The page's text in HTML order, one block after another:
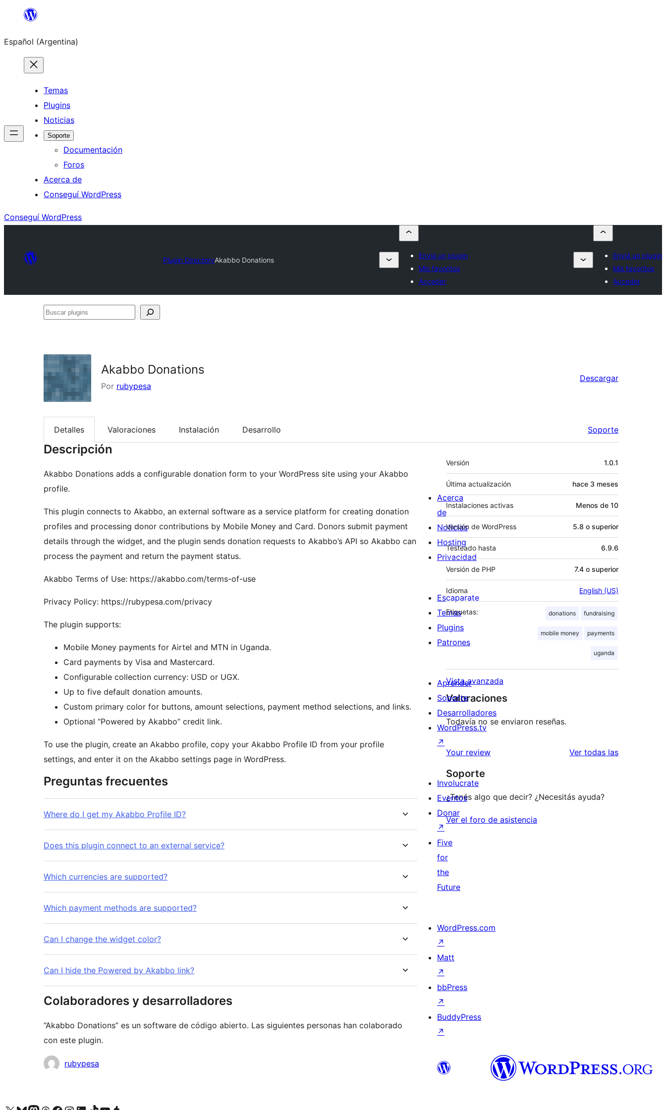
Saltar
contenido
Español (Argentina)
Temas
Plugins
Noticias
Soporte
Documentación
Foros
Acerca de
Conseguí WordPress
Conseguí WordPress
Plugin DirectoryAkabbo Donations
Enviá un plugin
Mis favoritos
Acceder
Enviá un plugin
Mis favoritos
Acceder
Buscar
Akabbo Donations
Por rubypesa
Descargar
Detalles Valoraciones Instalación Desarrollo Soporte
Descripción
Akabbo Donations adds a configurable donation form to your WordPress site using your Akabbo
profile.
This plugin connects to Akabbo, an external software as a service platform for creating donation
profiles and processing donor contributions by Mobile Money and Card. Donors submit payment
details through the widget, and the plugin sends donation requests to Akabbo’s API so Akabbo can
process the payment and return the payment status.
Akabbo Terms of Use: https://akabbo.com/terms-of-use
Privacy Policy: https://rubypesa.com/privacy
The plugin supports:
Mobile Money payments for Airtel and MTN in Uganda.
Card payments by Visa and Mastercard.
Configurable collection currency: USD or UGX.
Up to five default donation amounts.
Custom primary color for buttons, amount selections, payment method selections, and links.
Optional “Powered by Akabbo” credit link.
To use the plugin, create an Akabbo profile, copy your Akabbo Profile ID from your profile
settings, and enter it on the Akabbo settings page in WordPress.
Preguntas frecuentes
Where do I get my Akabbo Profile ID?
Does this plugin connect to an external service?
Which currencies are supported?
Which payment methods are supported?
Can I change the widget color?
Can I hide the Powered by Akabbo link?
Colaboradores y desarrolladores
“Akabbo Donations” es un software de código abierto. Las siguientes personas han colaborado
con este plugin.
Colaboradores
rubypesa
Meta
Versión 1.0.1
Última actualización hace 3 meses
Instalaciones activas Menos de 10
Versión de WordPress 5.8 o superior
Testeado hasta 6.9.6
Versión de PHP 7.4 o superior
Idioma English (US)
Etiquetas: donations fundraising
mobile money payments
uganda
Vista avanzada
Valoraciones
Todavía no se enviaron reseñas.
Your review Ver todas lasreseñas
Soporte
¿Tenés algo que decir? ¿Necesitás ayuda?
Ver el foro de asistencia
Acerca
de
Noticias
Hosting
Privacidad
Escaparate
Temas
Plugins
Patrones
Aprender
Soporte
Desarrolladores
WordPress.tv
↗
Involucrate
Eventos
Donar
↗
Five
for
the
Future
WordPress.com
↗
Matt
↗
bbPress
↗
BuddyPress
↗